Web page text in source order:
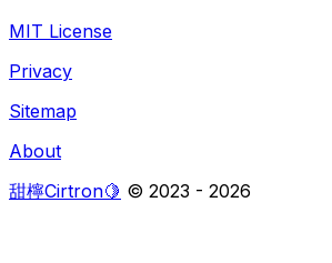
MIT License
Privacy
Sitemap
About
甜檸Cirtron🍋 © 2023 - 2026